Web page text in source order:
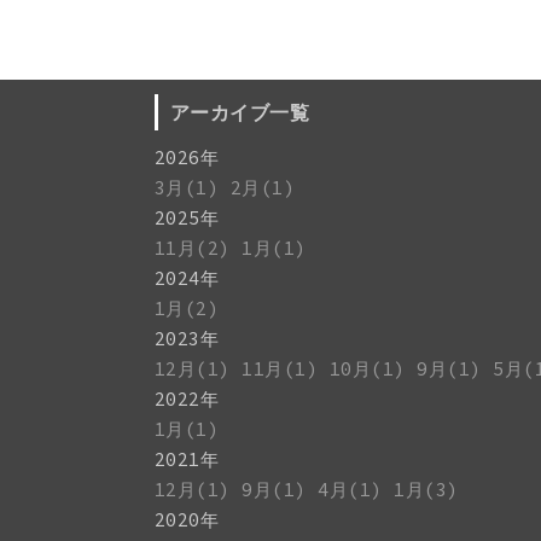
アーカイブ一覧
2026年
3月(1)
2月(1)
2025年
11月(2)
1月(1)
2024年
1月(2)
2023年
12月(1)
11月(1) 10月(1) 9月(1) 5月
2022年
1月(1)
2021年
12月(1)
9月(1) 4月(1)
1月(3)
2020年